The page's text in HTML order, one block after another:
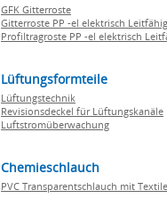
GFK Gitterroste
Gitterroste PP -el elektrisch Leitfähig
Profiltragroste PP -el elektrisch
Lüftungsformteile
Lüftungstechnik
Revisionsdeckel für Lüftungskanäle
Luftstromüberwachung
Chemieschlauch
PVC Transparentschlauch mit